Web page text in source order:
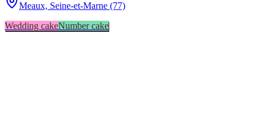
Meaux, Seine-et-Marne (77)
Wedding cakeNumber cake